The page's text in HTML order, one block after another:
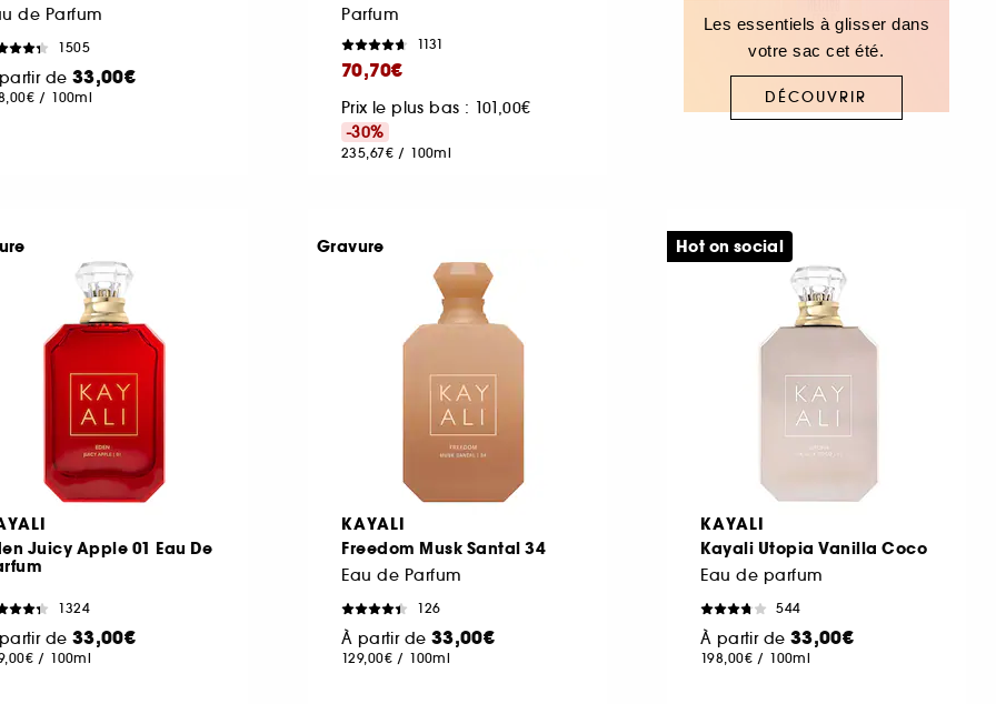
de Parfum
1505
de 33,00€
/ 100ml
Parfum
1131
70,70€
Prix le plus bas : 101,00€
-30%
235,67€ / 100ml
Les essentiels à glisser dans
votre sac cet été.
DÉCOUVRIR
Juicy Apple 01 Eau De
1324
de 33,00€
/ 100ml
KAYALI
Freedom Musk Santal 34
Eau de Parfum
126
À partir de 33,00€
129,00€ / 100ml
Gravure
KAYALI
Kayali Utopia Vanilla Coco
Eau de parfum
544
À partir de 33,00€
198,00€ / 100ml
Hot on social